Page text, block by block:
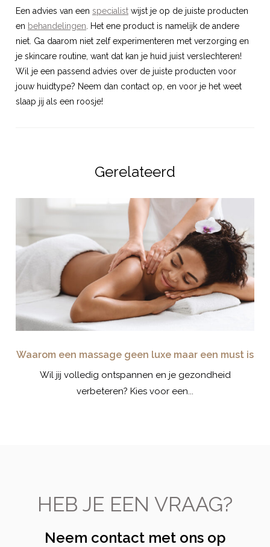
Een advies van een specialist wijst je op de juiste producten
en behandelingen . Het ene product is namelijk de andere
niet. Ga daarom niet zelf experimenteren met verzorging en
je skincare routine, want dat kan je huid juist verslechteren!
Wil je een passend advies over de juiste producten voor
jouw huidtype? Neem dan contact op, en voor je het weet
slaap jij als een roosje!
Gerelateerd
Waarom een massage geen luxe maar een must is
Wil jij volledig ontspannen en je gezondheid
verbeteren? Kies voor een...
HEB JE EEN VRAAG?
Neem contact met ons op